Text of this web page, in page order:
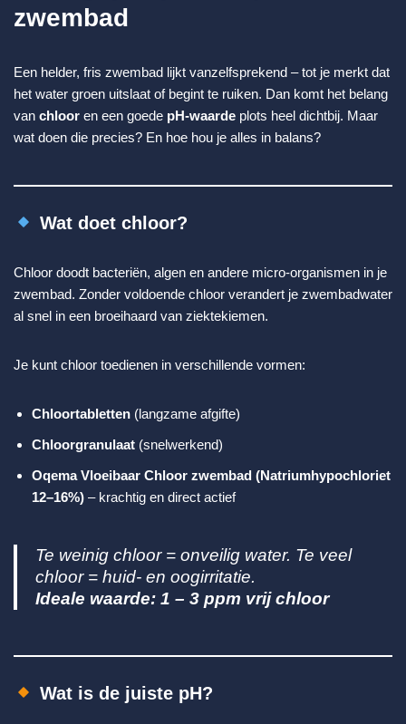
zwembad
Een helder, fris zwembad lijkt vanzelfsprekend – tot je merkt dat
het water groen uitslaat of begint te ruiken. Dan komt het belang
van chloor en een goede pH-waarde plots heel dichtbij. Maar
wat doen die precies? En hoe hou je alles in balans?
Wat doet chloor?
Chloor doodt bacteriën, algen en andere micro-organismen in je
zwembad. Zonder voldoende chloor verandert je zwembadwater
al snel in een broeihaard van ziektekiemen.
Je kunt chloor toedienen in verschillende vormen:
Chloortabletten (langzame afgifte)
Chloorgranulaat (snelwerkend)
Oqema Vloeibaar Chloor zwembad (Natriumhypochloriet
12–16%) – krachtig en direct actief
Te weinig chloor = onveilig water. Te veel
chloor = huid- en oogirritatie.
Ideale waarde: 1 – 3 ppm vrij chloor
Wat is de juiste pH?